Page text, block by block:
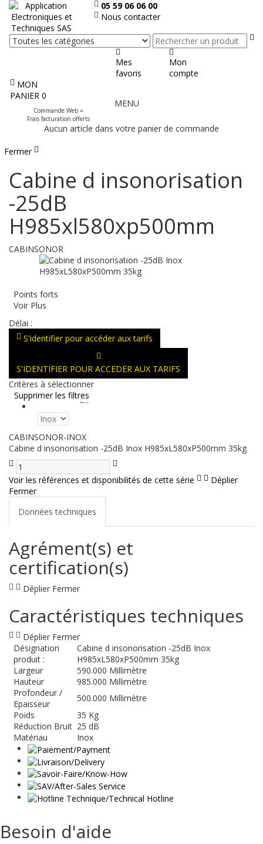
05 59 06 06 00
Nous contacter
Mes
favoris
Mon
compte
MON
PANIER 0
Commande Web =
Frais facturation offerts
le
MENU
Aucun article dans votre panier de commande
Fermer
Cabine d insonorisation
-25dB
H985xl580xp500mm
CABINSONOR
Points forts
Voir Plus
Délai :
S'identifier pour accéder aux tarifs
S'IDENTIFIER POUR ACCEDER AUX TARIFS
Critères à sélectionner
Supprimer les filtres
Matériau :
CABINSONOR-INOX
Cabine d insonorisation -25dB Inox H985xL580xP500mm 35kg
Voir les références et disponibilités de cette série
Déplier
Fermer
Données techniques
Agrément(s) et
certification(s)
Déplier Fermer
Caractéristiques techniques
Déplier Fermer
Désignation
produit :
Cabine d insonorisation -25dB Inox
H985xL580xP500mm 35kg
Largeur
590.000 Millimètre
Hauteur
985.000 Millimètre
Profondeur /
Epaisseur
500.000 Millimètre
Poids
35 Kg
Réduction Bruit 25 dB
Matériau
Inox
Besoin d'aide